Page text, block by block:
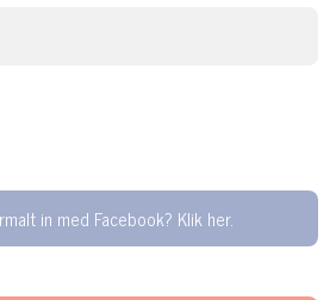
in med Facebook? Klik her.